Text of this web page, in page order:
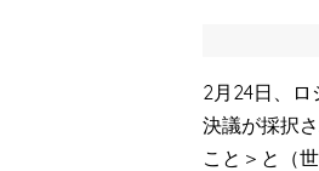
2月24日、ロ
決議が採択
こと＞と（